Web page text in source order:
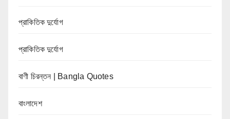
প্রাকিতিক দুর্যোগ
প্রাকিতিক দুর্যোগ
বাণী চিরন্তন | Bangla Quotes
বাংলাদেশ